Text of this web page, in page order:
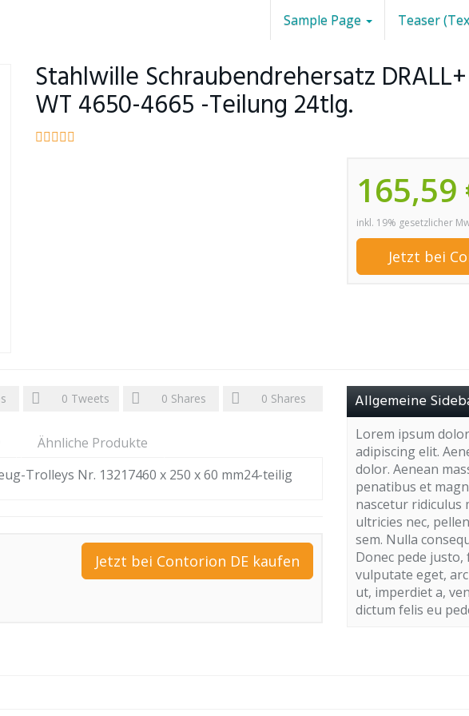
Sample Page Teaser
Stahlwille Schraubendrehersatz DRALL+
WT 4650-4665 -Teilung 24tlg.
165,59
inkl. 19% gesetzlicher
Jetzt bei
0 Tweets 0 Shares 0 Shares
Ähnliche Produkte
Trolleys Nr. 13217460 x 250 x 60 mm24-teilig
Jetzt bei Contorion DE kaufen
Allgemeine
Lorem ipsum
adipiscing elit.
dolor. Aenean
penatibus et
nascetur ridiculus
ultricies nec,
sem. Nulla
Donec pede
vulputate eget,
ut, imperdiet a,
dictum felis eu